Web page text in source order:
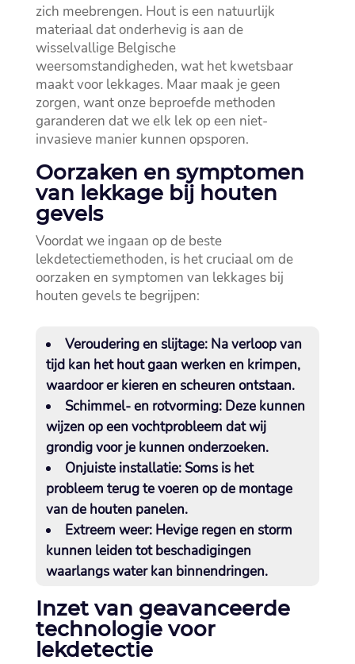
zich meebrengen.​ Hout is een natuurlijk
materiaal dat onderhevig is aan de
wisselvallige Belgische
weersomstandigheden, wat het kwetsbaar
maakt voor lekkages.​ Maar maak je geen
zorgen, want onze beproefde methoden
garanderen dat we elk lek op een niet-
invasieve manier kunnen opsporen.​
Oorzaken en symptomen
van lekkage bij houten
gevels
Voordat we ingaan op de beste
lekdetectiemethoden, is het cruciaal om de
oorzaken en symptomen van lekkages bij
houten gevels te begrijpen:
Veroudering en slijtage:Na verloop van
tijd kan het hout gaan werken en krimpen,
waardoor er kieren en scheuren ontstaan.​
Schimmel- en rotvorming:Deze kunnen
wijzen op een vochtprobleem dat wij
grondig voor je kunnen onderzoeken.​
Onjuiste installatie:Soms is het
probleem terug te voeren op de montage
van de houten panelen.​
Extreem weer:Hevige regen en storm
kunnen leiden tot beschadigingen
waarlangs water kan binnendringen.​
Inzet van geavanceerde
technologie voor
lekdetectie